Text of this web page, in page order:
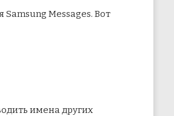
Messages. Вот
имена других